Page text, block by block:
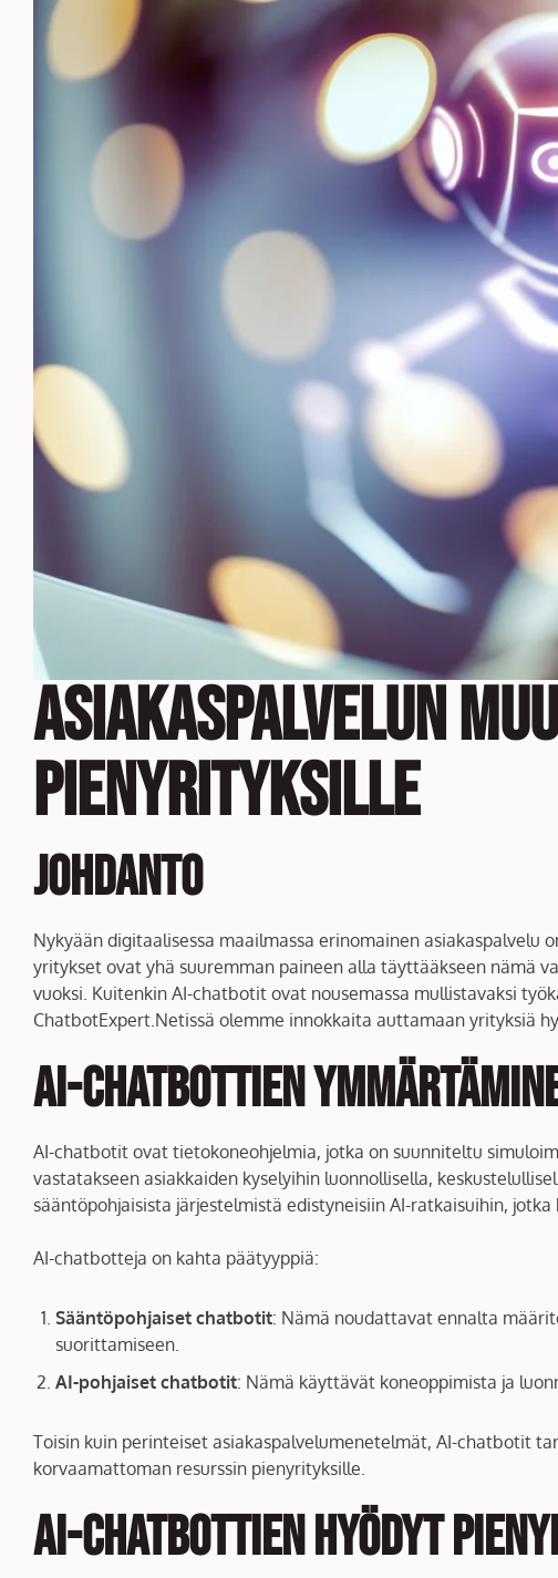
Asiakaspalvelun
pienyrityksille
Johdanto
Nykyään digitaalisessa maailmassa erinomainen
yritykset ovat yhä suuremman paineen alla täyttääkseen nämä
vuoksi. Kuitenkin AI-chatbotit ovat nousemassa mullistavaksi
ChatbotExpert.Netissä olemme innokkaita auttamaan yrityksiä
AI-chatbottien
AI-chatbotit ovat tietokoneohjelmia, jotka on suunniteltu
vastatakseen asiakkaiden kyselyihin luonnollisella,
sääntöpohjaisista järjestelmistä edistyneisiin AI-ratkaisuihin,
AI-chatbotteja on kahta päätyyppiä:
Sääntöpohjaiset chatbotit: Nämä noudattavat ennalta
suorittamiseen.
AI-pohjaiset chatbotit: Nämä käyttävät koneoppimista ja
Toisin kuin perinteiset asiakaspalvelumenetelmät, AI-chatbotit
korvaamattoman resurssin pienyrityksille.
AI-chatbottien hyödyt